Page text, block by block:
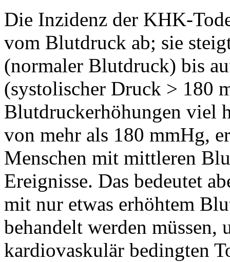
Die Inzidenz der KHK-
vom Blutdruck ab; sie
(normaler Blutdruck) bis
(systolischer Druck > 180
Blutdruckerhöhungen viel
von mehr als 180 mmHg,
Menschen mit mittleren
Ereignisse. Das bedeutet
mit nur etwas erhöhtem
behandelt werden müssen,
kardiovaskulär bedingten